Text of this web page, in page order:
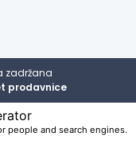
zadržana
prodavnice
people and search engines.